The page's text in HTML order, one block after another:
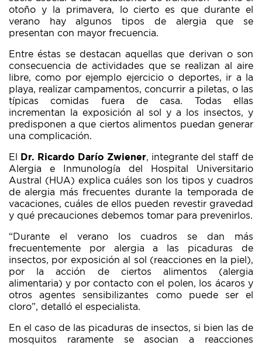
otoño y la primavera, lo cierto es que durante el
verano hay algunos tipos de alergia que se
presentan con mayor frecuencia.
Entre éstas se destacan aquellas que derivan o son
consecuencia de actividades que se realizan al aire
libre, como por ejemplo ejercicio o deportes, ir a la
playa, realizar campamentos, concurrir a piletas, o las
típicas comidas fuera de casa. Todas ellas
incrementan la exposición al sol y a los insectos, y
predisponen a que ciertos alimentos puedan generar
una complicación.
El Dr. Ricardo Darío Zwiener, integrante del staff de
Alergia e Inmunología del Hospital Universitario
Austral (HUA) explica cuáles son los tipos y cuadros
de alergia más frecuentes durante la temporada de
vacaciones, cuáles de ellos pueden revestir gravedad
y qué precauciones debemos tomar para prevenirlos.
“Durante el verano los cuadros se dan más
frecuentemente por alergia a las picaduras de
insectos, por exposición al sol (reacciones en la piel),
por la acción de ciertos alimentos (alergia
alimentaria) y por contacto con el polen, los ácaros y
otros agentes sensibilizantes como puede ser el
cloro”, detalló el especialista.
En el caso de las picaduras de insectos, si bien las de
mosquitos raramente se asocian a reacciones